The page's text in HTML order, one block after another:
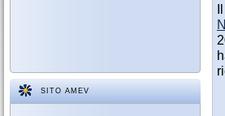
SITO AMEV